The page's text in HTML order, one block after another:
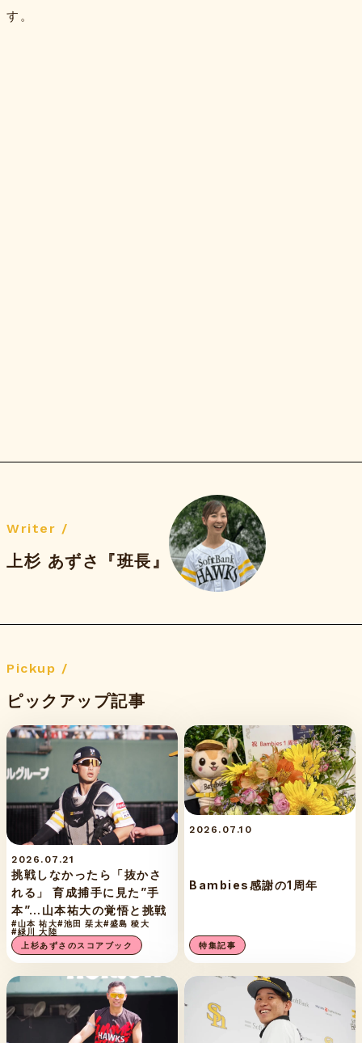
す。
Writer /
上杉 あずさ『班長』
Pickup /
ピックアップ記事
2026.07.21
挑戦しなかったら「抜かさ
れる」 育成捕手に見た”手
本”…山本祐大の覚悟と挑戦
#山本 祐大#池田 栞太#盛島 稜大
#緑川 大陸
上杉あずさのスコアブック
2026.07.10
Bambies感謝の1周年
特集記事